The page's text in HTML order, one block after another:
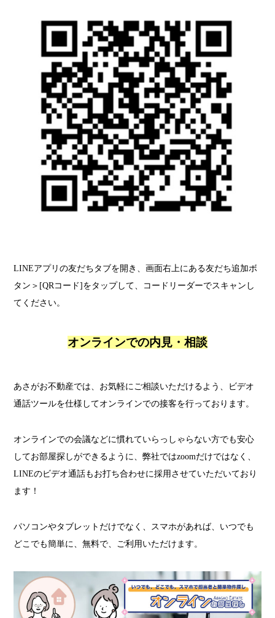
LINEアプリの友だちタブを開き、画面右上にある友だち追加ボ
タン＞[QRコード]をタップして、コードリーダーでスキャンし
てください。
オンラインでの内見・相談
あさがお不動産では、お気軽にご相談いただけるよう、ビデオ
通話ツールを仕様してオンラインでの接客を行っております。
オンラインでの会議などに慣れていらっしゃらない方でも安心
してお部屋探しができるように、弊社ではzoomだけではなく、
LINEのビデオ通話もお打ち合わせに採用させていただいており
ます！
パソコンやタブレットだけでなく、スマホがあれば、いつでも
どこでも簡単に、無料で、ご利用いただけます。